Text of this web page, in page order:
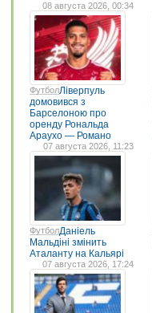
08 августа 2026, 00:34
ФутболЛіверпуль
домовився з
Барселоною про
оренду Рональда
Араухо — Романо
07 августа 2026, 11:23
ФутболДаніель
Мальдіні змінить
Аталанту на Кальярі
07 августа 2026, 17:24